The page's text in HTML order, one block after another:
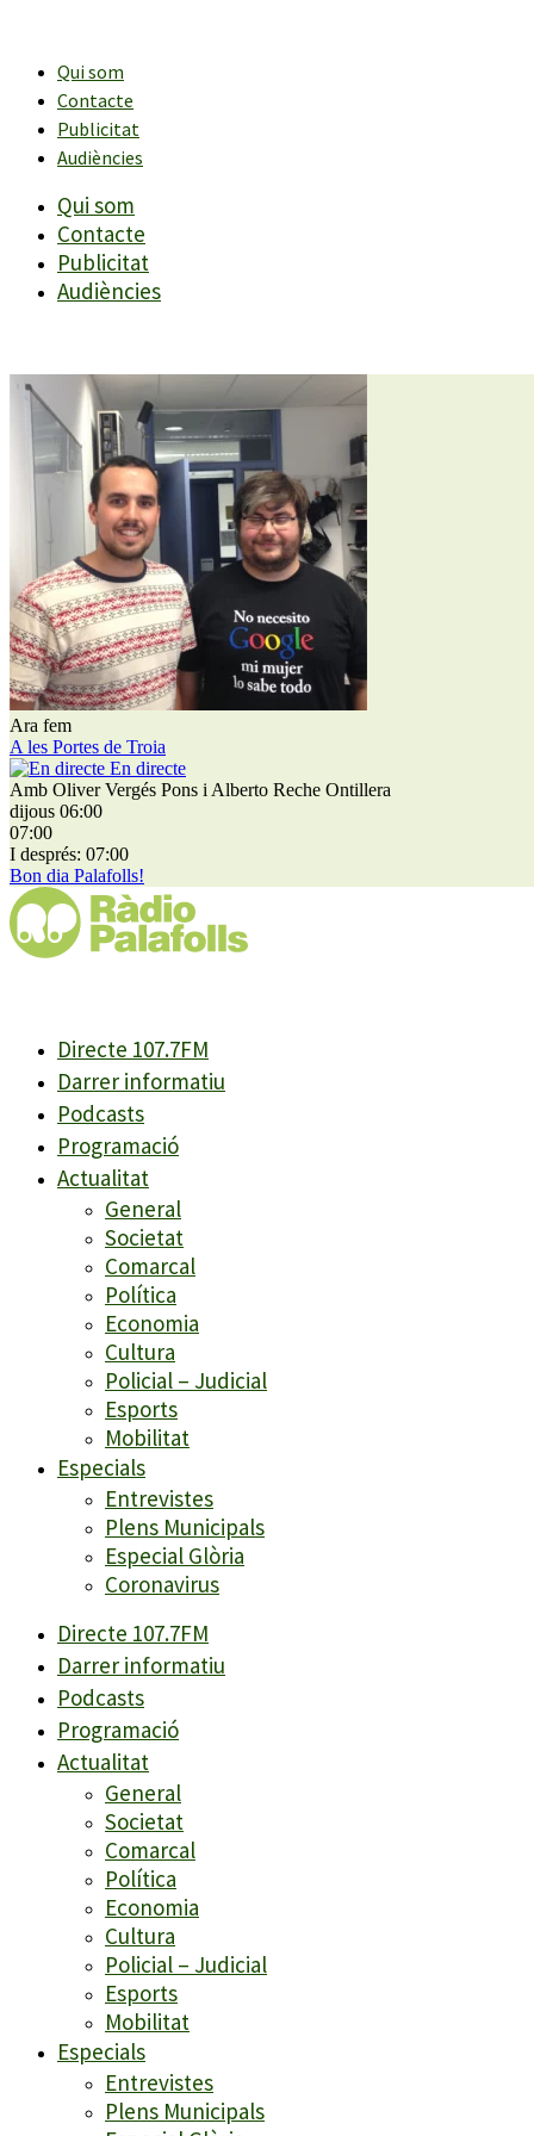
contingutQui som
Contacte
Publicitat
Audiències
Qui som
Contacte
Publicitat
Audiències
Ara fem
A les Portes de Troia
En directe
Amb Oliver Vergés Pons i Alberto Reche Ontillera
dijous 06:00
07:00
I després: 07:00
Bon dia Palafolls!
Directe 107.7FM
Darrer informatiu
Podcasts
Programació
Actualitat
General
Societat
Comarcal
Política
Economia
Cultura
Policial – Judicial
Esports
Mobilitat
Especials
Entrevistes
Plens Municipals
Especial Glòria
Coronavirus
Directe 107.7FM
Darrer informatiu
Podcasts
Programació
Actualitat
General
Societat
Comarcal
Política
Economia
Cultura
Policial – Judicial
Esports
Mobilitat
Especials
Entrevistes
Plens Municipals